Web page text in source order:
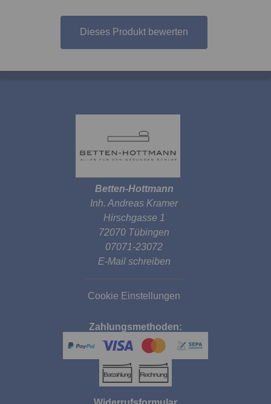
Dieses Produkt bewerten
Betten-Hottmann
Inh. Andreas Kramer
Hirschgasse 1
72070 Tübingen
07071-23072
E-Mail schreiben
Cookie Einstellungen
Zahlungsmethoden: